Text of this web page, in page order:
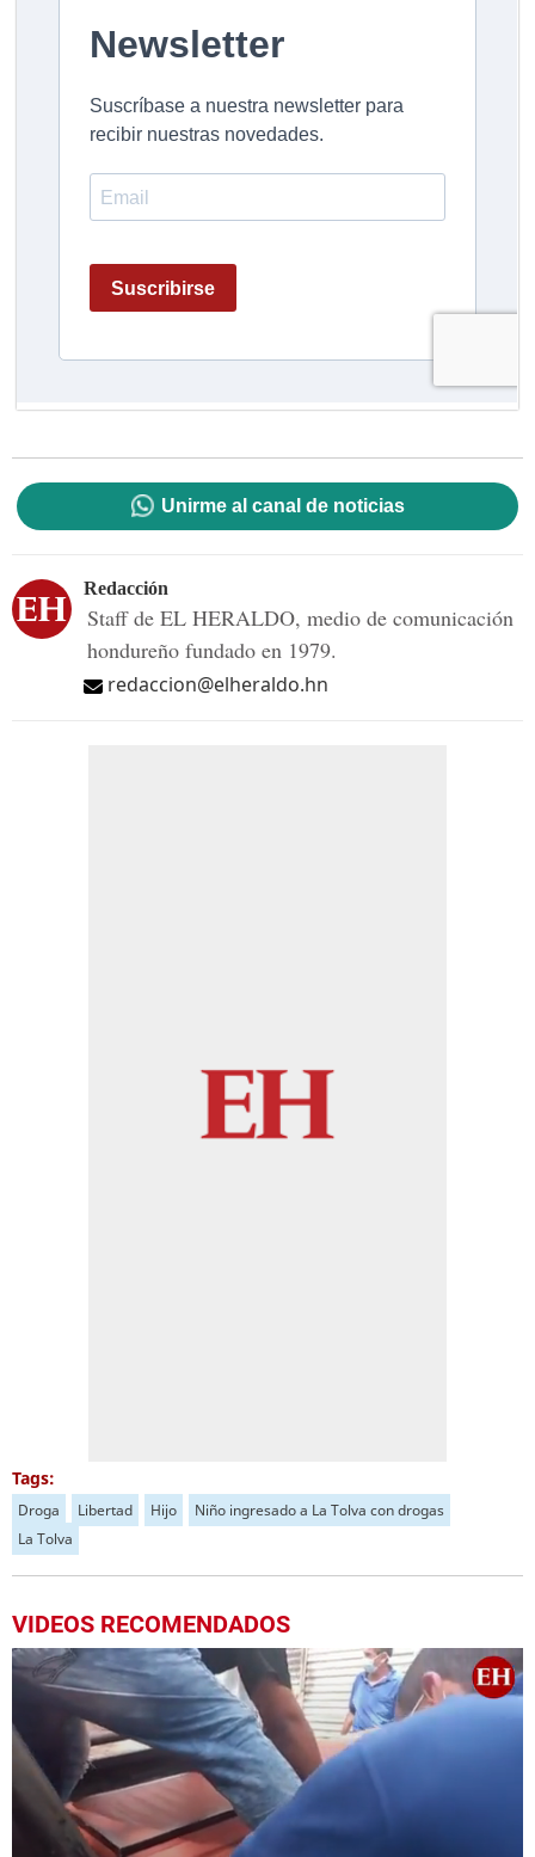
Unirme al canal de noticias
Redacción
Staff de EL HERALDO, medio de comunicación
hondureño fundado en 1979.
redaccion@elheraldo.hn
Tags:
Droga Libertad Hijo
Niño ingresado a La Tolva con drogas
La Tolva
VIDEOS RECOMENDADOS